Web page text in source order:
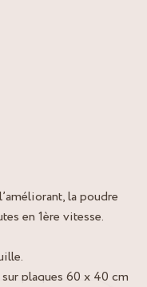
la poudre
en 1ère vitesse.
plaques 60 x 40 cm